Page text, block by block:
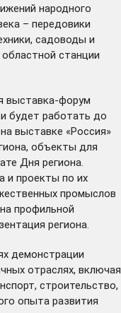
народного
– передовики
садоводы и
станции
выставка-форум
будет работать до
выставке «Россия»
объекты для
Дня региона.
и проекты по их
промыслов
профильной
региона.
демонстрации
отраслях, включая
строительство,
опыта развития